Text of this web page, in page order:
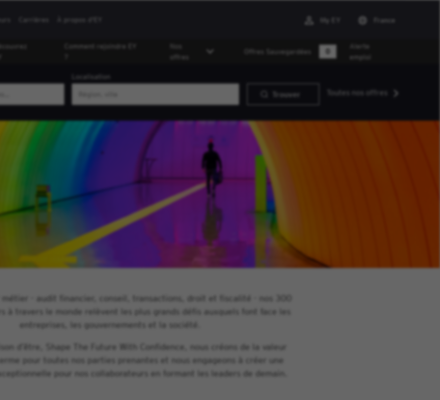
Carrières My EY France
Comment rejoindre EY
offres
Offres Sauvegardées
Alerte
emploi
Localisation
Trouver Toutes nos offres
- audit financier, conseil, transactions, droit et fiscalité - nos 300
à travers le monde relèvent les plus grands défis auxquels font face les
entreprises, les gouvernements et la société.
d’être, Shape The Future With Confidence, nous créons de la valeur
pour toutes nos parties prenantes et nous engageons à créer une
pour nos collaborateurs en formant les leaders de demain.